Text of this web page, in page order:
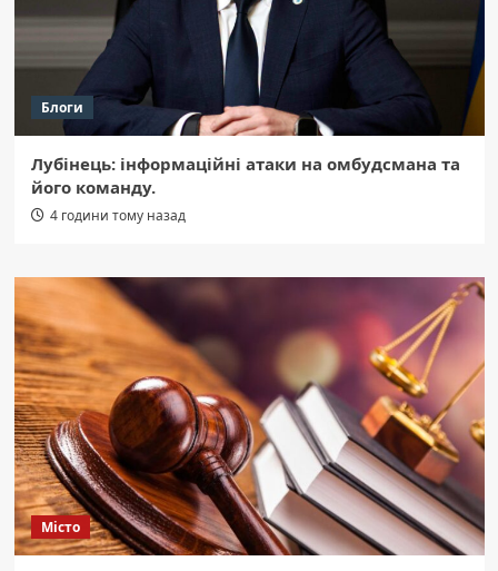
Блоги
Лубінець: інформаційні атаки на омбудсмана та
його команду.
4 години тому назад
Місто